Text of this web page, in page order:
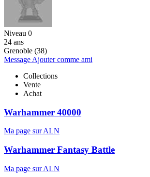
Niveau 0
24 ans
Grenoble (38)
Message Ajouter comme ami
Collections
Vente
Achat
Warhammer 40000
Ma page sur ALN
Warhammer Fantasy Battle
Ma page sur ALN